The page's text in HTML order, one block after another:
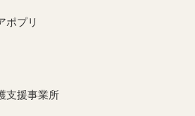
ポプリ
支援事業所